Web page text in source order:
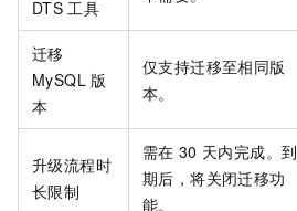
DTS 工具
迁移
MySQL 版
本
仅支持迁移至相同版
本。
升级流程时
长限制
需在 30 天内完成。到
期后，将关闭迁移功
能。